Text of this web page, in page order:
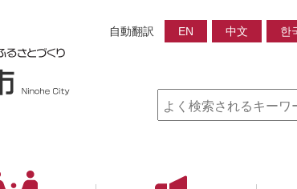
自動翻訳 EN 中文 한